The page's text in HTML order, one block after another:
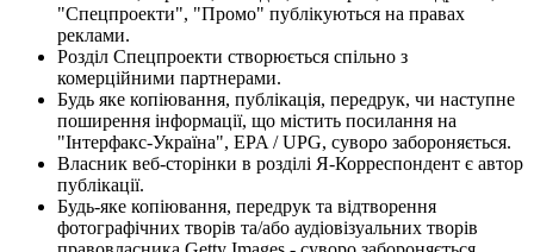
"Спецпроекти", "Промо" публікуються на правах
реклами.
Розділ Спецпроекти створюється спільно з
комерційними партнерами.
Будь яке копіювання, публікація, передрук, чи наступне
поширення інформації, що містить посилання на
"Інтерфакс-Україна", EPA / UPG, суворо забороняється.
Власник веб-сторінки в розділі Я-Корреспондент є автор
публікації.
Будь-яке копіювання, передрук та відтворення
фотографічних творів та/або аудіовізуальних творів